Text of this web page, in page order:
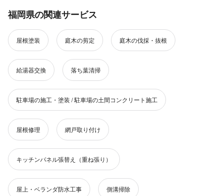
福岡県の関連サービス
屋根塗装 庭木の剪定 庭木の伐採・抜根
給湯器交換 落ち葉清掃
駐車場の施工・塗装 / 駐車場の土間コンクリート施工
屋根修理 網戸取り付け
キッチンパネル張替え（重ね張り）
屋上・ベランダ防水工事 側溝掃除